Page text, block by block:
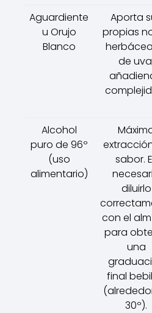
Aguardiente
u Orujo
Blanco
Aporta
propias
de
Alcohol
puro de 96º
(uso
alimentario)
sabor.
diluirlo
con el
para
una
final
30º).